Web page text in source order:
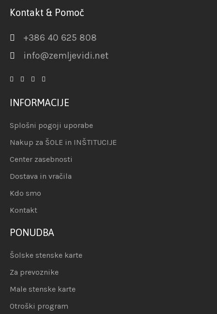
Kontakt & Pomoč
+386 40 625 808
info@zemljevidi.net
INFORMACIJE
Splošni pogoji uporabe
Nakup za ŠOLE in INŠTITUCIJE
Center zasebnosti
Dostava in vračila
Kdo smo
Kontakt
PONUDBA
Šolske stenske karte
Za prevoznike
Male stenske karte
Otroški program